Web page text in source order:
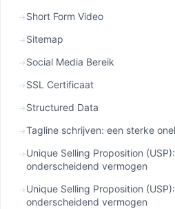
Short Form Video
Sitemap
Social Media Bereik
SSL Certificaat
Structured Data
Tagline schrijven: een sterke
Unique Selling Proposition
onderscheidend vermogen
Unique Selling Proposition
onderscheidend vermogen